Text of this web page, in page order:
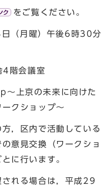
をご覧ください。
（月曜）午後6時30分
階会議室
～上京の未来に向けた
クショップ～
，区内で活動している
意見交換（ワークショ
に行います。
れる場合は，平成29